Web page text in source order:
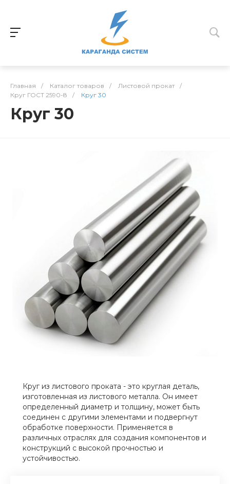
Главная / Каталог товаров / Листовой прокат
/
Круг ГОСТ 2590-8
/ Круг 30
Круг 30
Круг из листового проката - это круглая деталь,
изготовленная из листового металла. Он имеет
определенный диаметр и толщину, может быть
соединен с другими элементами и подвергнут
обработке поверхности. Применяется в
различных отраслях для создания компонентов и
конструкций с высокой прочностью и
устойчивостью.